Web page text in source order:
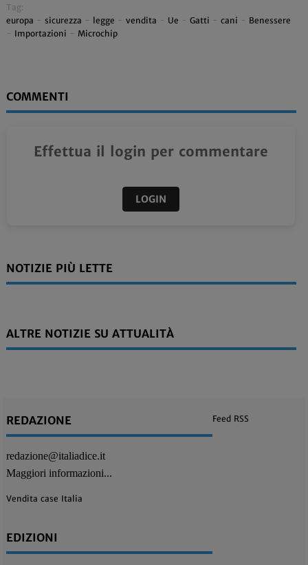
Tag:
europa - sicurezza - legge - vendita - Ue - Gatti - cani - Benessere
- Importazioni - Microchip
COMMENTI
Effettua il login per commentare
LOGIN
NOTIZIE PIÙ LETTE
ALTRE NOTIZIE SU ATTUALITÀ
REDAZIONE
redazione@italiadice.it
Maggiori informazioni...
Vendita case Italia
EDIZIONI
Feed RSS